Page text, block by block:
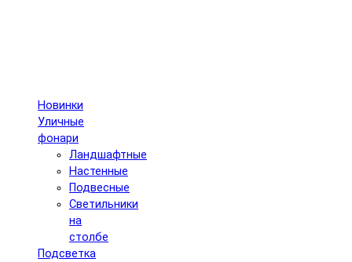
Новинки
Уличные
фонари
Ландшафтные
Настенные
Подвесные
Светильники
на
столбе
Подсветка